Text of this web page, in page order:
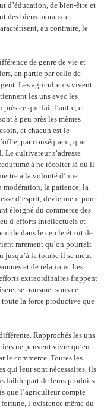
d’éducation, de bien-être et
des biens moraux et
au contraire, le
de genre de vie et
en partie par celle de
Les agriculteurs vivent
les uns avec les
près ce que fait l’autre, et
à peu près les mêmes
et chacun est le
par conséquent, que
Le cultivateur s’adresse
à ne récolter là où il
a la volonté d’une
modération, la patience, la
d’esprit, deviennent pour
éloigné du commerce des
d’efforts intellectuels et
dans le cercle étroit de
rarement qu’on pourrait
jusqu’à la tombe il se meut
et de relations. Les
extraordinaires frappent
se transmet sous ce
toute la force productive que
Rapprochés les uns
ne peuvent vivre qu’en
le commerce. Toutes les
qui leur sont nécessaires, ils
faible part de leurs produits
que l’agriculteur compte
l’existence même du